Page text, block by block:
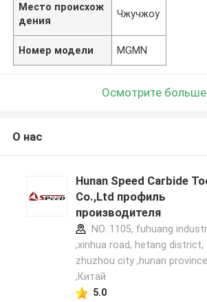
Место происхож
дения
Чжучжоу
Номер модели MGMN
Осмотрите больше
О нас
Hunan Speed Carbide
Co.,Ltd профиль
производителя
NO. 1105, fuhuang
,xinhua road, hetang district,
zhuzhou city ,hunan
,Китай
5.0